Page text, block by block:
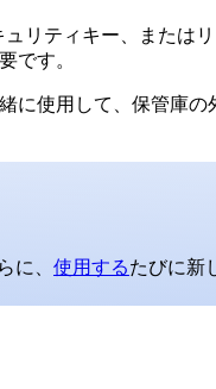
リティキー、または
です。
に使用して、保管庫
に、 使用するたびに新